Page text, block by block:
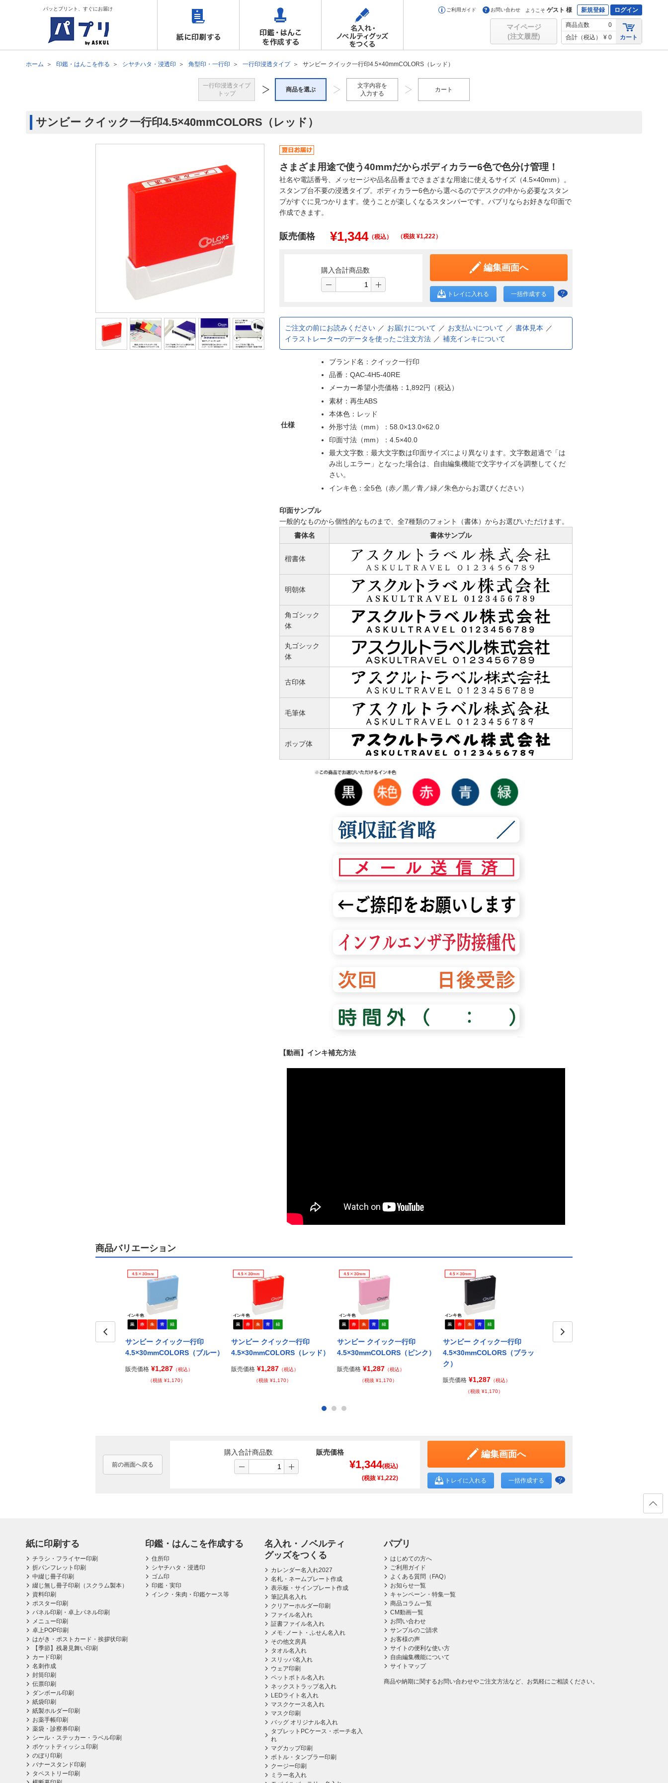
パッとプリント、すぐにお届け ご利用ガイド お問い合わせ ようこそ ゲスト 様 新規登録 ログイン
マイページ
(注文履歴)
商品点数
0
合計（税込）
¥ 0 カート
ホーム 印鑑・はんこを作る シヤチハタ・浸透印 角型印・一行印 一行印浸透タイプ サンビー クイック一行印4.5×40mmCOLORS（レッド）
一行印浸透タイプ
トップ
商品を選ぶ
文字内容を
入力する
カート
サンビー クイック一行印4.5×40mmCOLORS（レッド）
さまざま用途で使う40mmだからボディカラー6色で色分け管理！
社名や電話番号、メッセージや品名品番までさまざまな用途に使えるサイズ（4.5×40mm）。
スタンプ台不要の浸透タイプ。ボディカラー6色から選べるのでデスクの中から必要なスタン
プがすぐに見つかります。使うことが楽しくなるスタンパーです。パプリならお好きな印面で
作成できます。
販売価格 ¥1,344（税込） （税抜 ¥1,222）
購入合計商品数 編集画面へ
トレイに入れる 一括作成する
ご注文の前にお読みください お届けについて お支払いについて
書体見本
イラストレーターのデータを使ったご注文方法
補充インキについて
仕様
ブランド名：クイック一行印
品番：QAC-4H5-40RE
メーカー希望小売価格：1,892円（税込）
素材：再生ABS
本体色：レッド
外形寸法（mm）：58.0×13.0×62.0
印面寸法（mm）：4.5×40.0
最大文字数：最大文字数は印面サイズにより異なります。文字数超過で「は
み出しエラー」となった場合は、自由編集機能で文字サイズを調整してくだ
さい。
インキ色：全5色（赤／黒／青／緑／朱色からお選びください）
印面サンプル
一般的なものから個性的なものまで、全7種類のフォント（書体）からお選びいただけます。
書体名
書体サンプル
楷書体
明朝体
角ゴシック
体
丸ゴシック
体
古印体
毛筆体
ポップ体
【動画】インキ補充方法
商品バリエーション
サンビー クイック一行印
サンビー クイック一行印
4.5×30mmCOLORS（ブルー）
販売価格 ¥1,287 （税込）
（税抜 ¥1,170）
サンビー クイック一行印
4.5×30mmCOLORS（レッド）
販売価格 ¥1,287 （税込）
（税抜 ¥1,170）
サンビー クイック一行印
4.5×30mmCOLORS（ピンク）
販売価格 ¥1,287 （税込）
（税抜 ¥1,170）
サンビー クイック一行印
4.5×30mmCOLORS（ブラッ
ク）
販売価格 ¥1,287 （税込）
（税抜 ¥1,170）
サンビー クイック一行印
前の画面へ戻る
購入合計商品数 販売価格
¥1,344(税込)
(税抜 ¥1,222)
編集画面へ
トレイに入れる 一括作成する
紙に印刷する
チラシ・フライヤー印刷
折パンフレット印刷
中綴じ冊子印刷
綴じ無し冊子印刷（スクラム製本）
資料印刷
ポスター印刷
パネル印刷・卓上パネル印刷
メニュー印刷
卓上POP印刷
はがき・ポストカード・挨拶状印刷
【季節】残暑見舞い印刷
カード印刷
名刺作成
封筒印刷
伝票印刷
ダンボール印刷
紙袋印刷
紙製ホルダー印刷
お薬手帳印刷
薬袋・診察券印刷
シール・ステッカー・ラベル印刷
ポケットティッシュ印刷
のぼり印刷
バナースタンド印刷
タペストリー印刷
印鑑・はんこを作成する
住所印
シヤチハタ・浸透印
ゴム印
印鑑・実印
インク・朱肉・印鑑ケース等
名入れ・ノベルティ
グッズをつくる
カレンダー名入れ2027
名札・ネームプレート作成
表示板・サインプレート作成
筆記具名入れ
クリアーホルダー印刷
ファイル名入れ
証書ファイル名入れ
メモ･ノート・ふせん名入れ
その他文房具
タオル名入れ
スリッパ名入れ
ウェア印刷
ペットボトル名入れ
ネックストラップ名入れ
LEDライト名入れ
マスクケース名入れ
マスク印刷
バッグ オリジナル名入れ
タブレットPCケース・ポーチ名入
れ
マグカップ印刷
ボトル・タンブラー印刷
クージー印刷
ミラー名入れ
パプリ
はじめての方へ
ご利用ガイド
よくある質問（FAQ）
お知らせ一覧
キャンペーン・特集一覧
商品コラム一覧
CM動画一覧
お問い合わせ
サンプルのご請求
お客様の声
サイトの便利な使い方
自由編集機能について
サイトマップ
商品や納期に関するお問い合わせやご注文方法など、お気軽にご相談ください。